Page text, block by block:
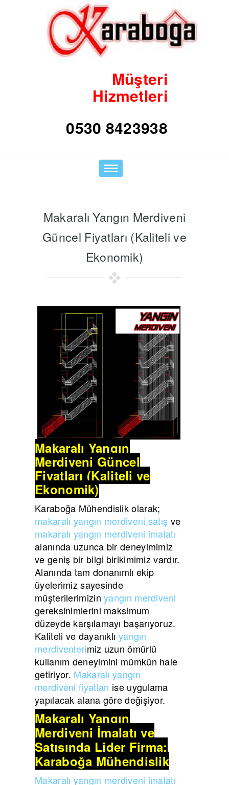
Müşteri
Hizmetleri
0530 8423938
Toggle
navigation
Makaralı Yangın Merdiveni
Güncel Fiyatları (Kaliteli ve
Ekonomik)
Makaralı Yangın
Merdiveni Güncel
Fiyatları (Kaliteli ve
Ekonomik)
Karaboğa Mühendislik olarak;
makaralı yangın merdiveni satış ve
makaralı yangın merdiveni imalatı
alanında uzunca bir deneyimimiz
ve geniş bir bilgi birikimimiz vardır.
Alanında tam donanımlı ekip
üyelerimiz sayesinde
müşterilerimizinyangın merdiveni
gereksinimlerini maksimum
düzeyde karşılamayı başarıyoruz.
Kaliteli ve dayanıklı yangın
merdivenlerimiz uzun ömürlü
kullanım deneyimini mümkün hale
getiriyor. Makaralı yangın
merdiveni fiyatları ise uygulama
yapılacak alana göre değişiyor.
Makaralı Yangın
Merdiveni İmalatı ve
Satışında Lider Firma:
Karaboğa Mühendislik
Makaralı yangın merdiveni imalatı